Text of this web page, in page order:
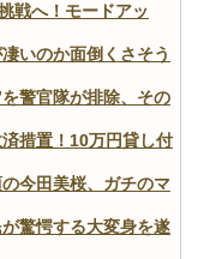
戦へ！モードアッ
いのか面倒くさそう
警官隊が排除、その
措置！10万円貸し付
今田美桜、ガチのマ
驚愕する大変身を遂